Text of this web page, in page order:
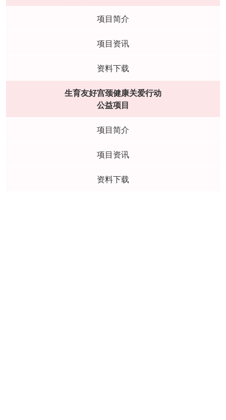
项目简介
项目资讯
资料下载
生育友好宫颈健康关爱行动
公益项目
项目简介
项目资讯
资料下载